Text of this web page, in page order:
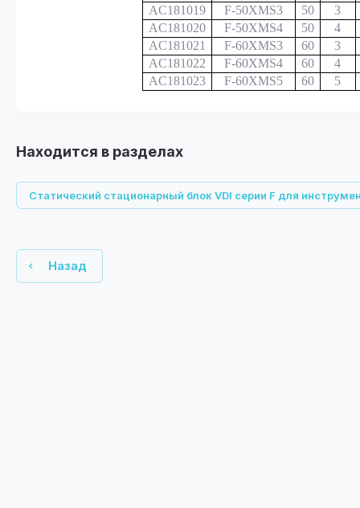
AC181019
F-50XMS3 50
3
AC181020
F-50XMS4 50
4
AC181021
F-60XMS3 60
3
AC181022
F-60XMS4 60
4
AC181023
F-60XMS5 60 5
Находится в разделах
Статический стационарный блок VDI серии F для
Назад